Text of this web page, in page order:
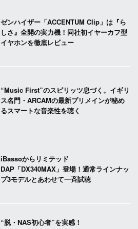
ゼンハイザー「ACCENTUM Clip」は『ら
しさ』全開の実力機！同社初イヤーカフ型
イヤホンを徹底レビュー
“Music First”のスピリッツ息づく。イギリ
ス名門・ARCAMの最新プリメインが秘め
るスマートな音楽性を聴く
iBassoからリミテッド
DAP「DX340MAX」登場！通常ラインナッ
プ3モデルとあわせて一斉試聴
“脱・NAS初心者”を実感！